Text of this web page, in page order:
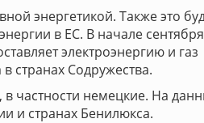
энергетикой. Также это
в ЕС. В начале сентября
электроэнергию и газ
странах Содружества.
в частности немецкие. На
и странах Бенилюкса.